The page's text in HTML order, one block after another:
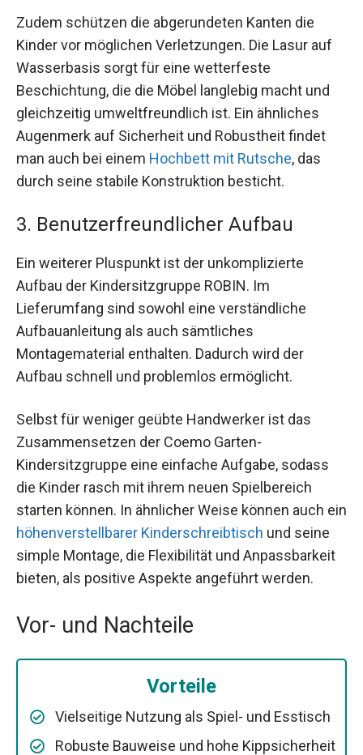
Zudem schützen die abgerundeten Kanten die
Kinder vor möglichen Verletzungen. Die Lasur auf
Wasserbasis sorgt für eine wetterfeste
Beschichtung, die die Möbel langlebig macht und
gleichzeitig umweltfreundlich ist. Ein ähnliches
Augenmerk auf Sicherheit und Robustheit findet
man auch bei einem Hochbett mit Rutsche, das
durch seine stabile Konstruktion besticht.
3. Benutzerfreundlicher Aufbau
Ein weiterer Pluspunkt ist der unkomplizierte
Aufbau der Kindersitzgruppe ROBIN. Im
Lieferumfang sind sowohl eine verständliche
Aufbauanleitung als auch sämtliches
Montagematerial enthalten. Dadurch wird der
Aufbau schnell und problemlos ermöglicht.
Selbst für weniger geübte Handwerker ist das
Zusammensetzen der Coemo Garten-
Kindersitzgruppe eine einfache Aufgabe, sodass
die Kinder rasch mit ihrem neuen Spielbereich
starten können. In ähnlicher Weise können auch ein
höhenverstellbarer Kinderschreibtisch und seine
simple Montage, die Flexibilität und Anpassbarkeit
bieten, als positive Aspekte angeführt werden.
Vor- und Nachteile
Vorteile
Vielseitige Nutzung als Spiel- und Esstisch
Robuste Bauweise und hohe Kippsicherheit